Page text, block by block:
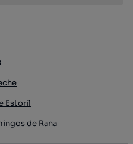
Estoril
de Rana